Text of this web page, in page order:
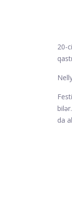
20-
da